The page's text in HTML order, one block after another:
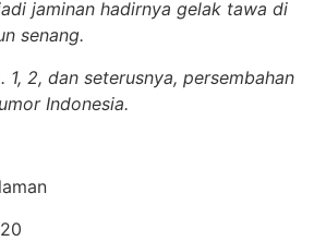
jaminan hadirnya gelak tawa di
senang.
1, 2, dan seterusnya, persembahan
Indonesia.